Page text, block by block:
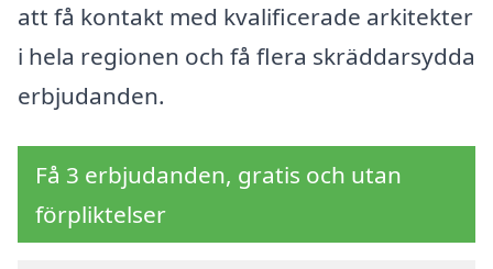
att få kontakt med kvalificerade arkitekter
i hela regionen och få flera skräddarsydda
erbjudanden.
Få 3 erbjudanden, gratis och utan
förpliktelser